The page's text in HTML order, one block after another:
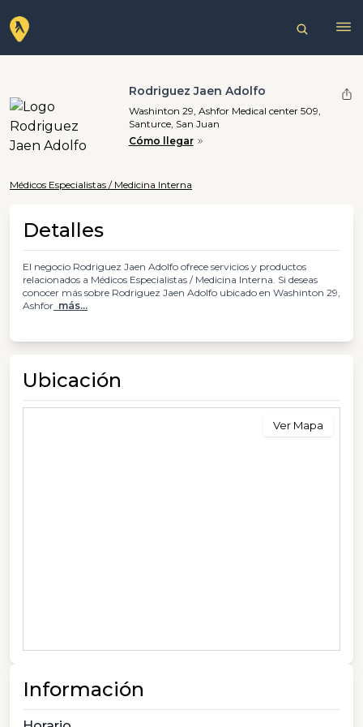
Rodriguez Jaen Adolfo
Washinton 29, Ashfor Medical center 509,
Santurce, San Juan
Cómo llegar
Médicos Especialistas / Medicina Interna
Detalles
El negocio Rodriguez Jaen Adolfo ofrece servicios y productos
relacionados a Médicos Especialistas / Medicina Interna. Si deseas
conocer más sobre Rodriguez Jaen Adolfo ubicado en Washinton 29,
Ashfor más...
Ubicación
Ver Mapa
Información